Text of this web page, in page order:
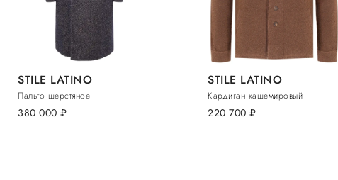
STILE LATINO
Пальто шерстяное
380 000 руб.
STILE LATINO
Кардиган кашемировый
220 700 руб.